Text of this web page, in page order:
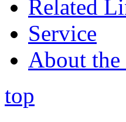
Related
Service
About
top